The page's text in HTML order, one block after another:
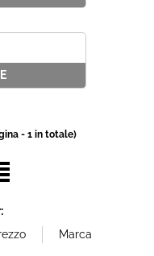
- 1 in totale)